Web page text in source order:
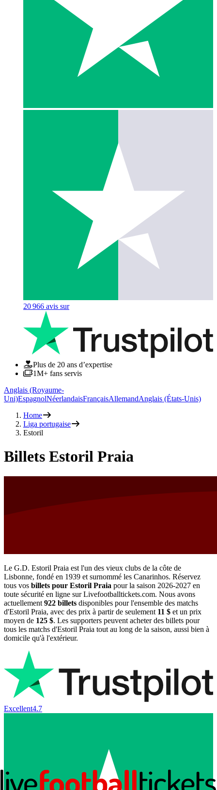
20 966 avis sur
Plus de 20 ans d’expertise
1M+ fans servis
Anglais (Royaume-
Uni)EspagnolNéerlandaisFrançaisAllemandAnglais (États-Unis)
Home
Liga portugaise
Estoril
Billets Estoril Praia
Le G.D. Estoril Praia est l'un des vieux clubs de la côte de
Lisbonne, fondé en 1939 et surnommé les Canarinhos. Réservez
tous vos billets pour Estoril Praia pour la saison 2026-2027 en
toute sécurité en ligne sur Livefootballtickets.com. Nous avons
actuellement 922 billets disponibles pour l'ensemble des matchs
d'Estoril Praia, avec des prix à partir de seulement 11 $ et un prix
moyen de 125 $. Les supporters peuvent acheter des billets pour
tous les matchs d'Estoril Praia tout au long de la saison, aussi bien à
domicile qu'à l'extérieur.
Excellent4.7